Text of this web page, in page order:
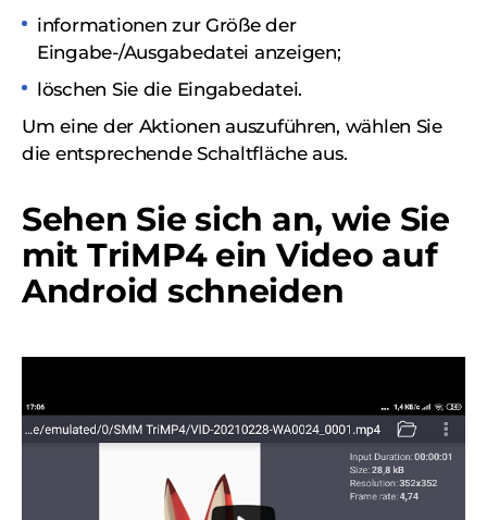
informationen zur Größe der
Eingabe-/Ausgabedatei anzeigen;
löschen Sie die Eingabedatei.
Um eine der Aktionen auszuführen, wählen Sie
die entsprechende Schaltfläche aus.
Sehen Sie sich an, wie Sie
mit TriMP4 ein Video auf
Android schneiden